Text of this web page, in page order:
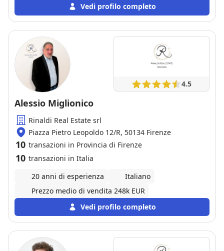
competenze. Oltretutto è molto precisa a favore di
entrambe le parti. La consiglio senza minimo
Vedi profilo completo
4.5
Alessio Miglionico
Rinaldi Real Estate srl
Piazza Pietro Leopoldo 12/R, 50134 Firenze
10 transazioni in Provincia di Firenze
10 transazioni in Italia
20 anni di esperienza
Italiano
Prezzo medio di vendita 248k EUR
Vedi profilo completo